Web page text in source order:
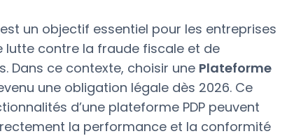
est un objectif essentiel pour les entreprises
lutte contre la fraude fiscale et de
Dans ce contexte, choisir une Plateforme
une obligation légale dès 2026. Ce
d’une plateforme PDP peuvent
la performance et la conformité